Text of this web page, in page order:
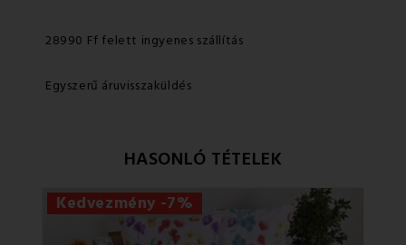
28990 Ff felett ingyenes szállítás
Egyszerű áruvisszaküldés
HASONLÓ TÉTELEK
Kedvezmény -7%